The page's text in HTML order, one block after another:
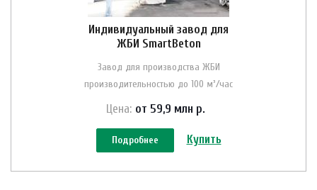
Индивидуальный завод для
ЖБИ SmartBeton
Завод для производства ЖБИ
производительностью до 100 м³/час
Цена: от 59,9 млн р.
Подробнее Купить